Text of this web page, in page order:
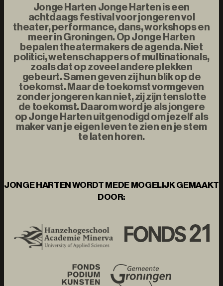
Jonge Harten Jonge Harten is een
achtdaags festival voor jongeren vol
theater, performance, dans, workshops en
meer in Groningen. Op Jonge Harten
bepalen theatermakers de agenda. Niet
politici, wetenschappers of multinationals,
zoals dat op zoveel andere plekken
gebeurt. Samen geven zij hun blik op de
toekomst. Maar de toekomst vormgeven
zonder jongeren kan niet, zij zijn tenslotte
de toekomst. Daarom word je als jongere
op Jonge Harten uitgenodigd om jezelf als
maker van je eigen leven te zien en je stem
te laten horen.
JONGE HARTEN WORDT MEDE MOGELIJK GEMAAKT
DOOR: